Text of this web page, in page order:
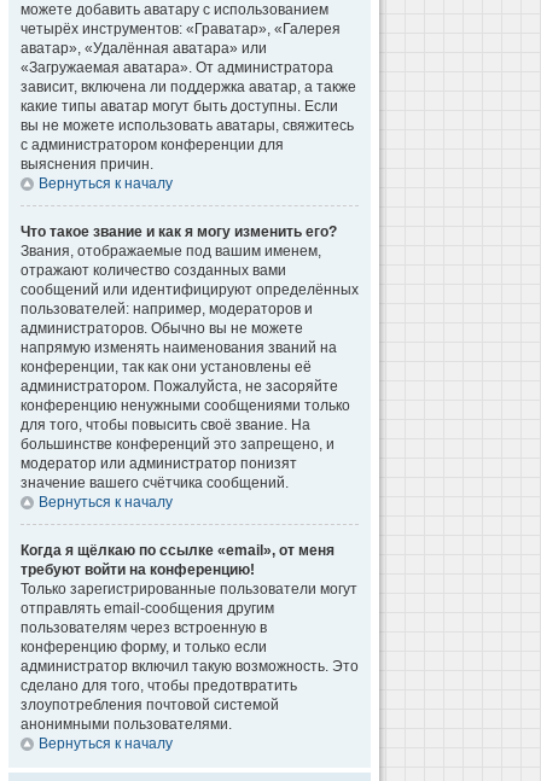
можете добавить аватару с использованием
четырёх инструментов: «Граватар», «Галерея
аватар», «Удалённая аватара» или
«Загружаемая аватара». От администратора
зависит, включена ли поддержка аватар, а также
какие типы аватар могут быть доступны. Если
вы не можете использовать аватары, свяжитесь
с администратором конференции для
выяснения причин.
Вернуться к началу
Что такое звание и как я могу изменить его?
Звания, отображаемые под вашим именем,
отражают количество созданных вами
сообщений или идентифицируют определённых
пользователей: например, модераторов и
администраторов. Обычно вы не можете
напрямую изменять наименования званий на
конференции, так как они установлены её
администратором. Пожалуйста, не засоряйте
конференцию ненужными сообщениями только
для того, чтобы повысить своё звание. На
большинстве конференций это запрещено, и
модератор или администратор понизят
значение вашего счётчика сообщений.
Вернуться к началу
Когда я щёлкаю по ссылке «email», от меня
требуют войти на конференцию!
Только зарегистрированные пользователи могут
отправлять email-сообщения другим
пользователям через встроенную в
конференцию форму, и только если
администратор включил такую возможность. Это
сделано для того, чтобы предотвратить
злоупотребления почтовой системой
анонимными пользователями.
Вернуться к началу